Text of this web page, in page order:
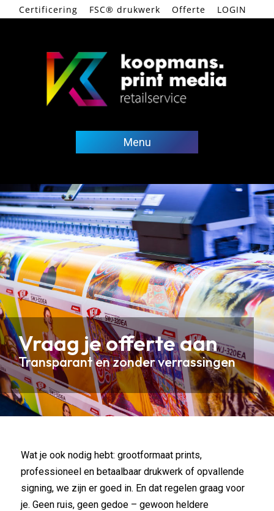
Certificering FSC® drukwerk Offerte LOGIN
Menu
Vraag je offerte aan
Transparant en zonder verrassingen
Wat je ook nodig hebt: grootformaat prints,
professioneel en betaalbaar drukwerk of opvallende
signing, we zijn er goed in. En dat regelen graag voor
je. Geen ruis, geen gedoe – gewoon heldere